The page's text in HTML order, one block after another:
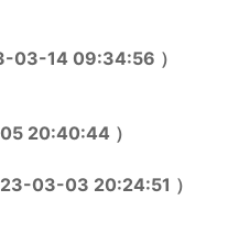
03-14 09:34:56 ）
20:40:44 ）
03-03 20:24:51 ）